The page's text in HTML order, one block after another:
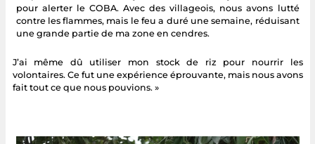
pour alerter le COBA. Avec des villageois, nous avons lutté
contre les flammes, mais le feu a duré une semaine, réduisant
une grande partie de ma zone en cendres.
J’ai même dû utiliser mon stock de riz pour nourrir les
volontaires. Ce fut une expérience éprouvante, mais nous avons
fait tout ce que nous pouvions. »